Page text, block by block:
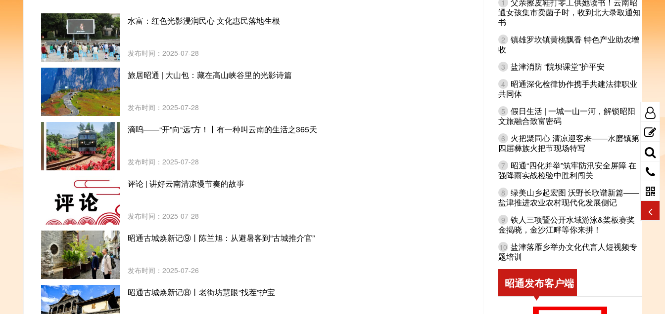
水富：红色光影浸润民心 文化惠民落地生根
发布时间：2025-07-28
旅居昭通 | 大山包：藏在高山峡谷里的光影诗篇
发布时间：2025-07-28
滴呜——“开”向“远”方！丨有一种叫云南的生活之365天
发布时间：2025-07-28
评论 | 讲好云南清凉慢节奏的故事
发布时间：2025-07-28
昭通古城焕新记⑨丨陈兰旭：从避暑客到“古城推介官”
发布时间：2025-07-26
昭通古城焕新记⑧丨老街坊慧眼“找茬”护宝
1
通女孩集市卖菌子时，收到北大录取通知
书
2 镇雄罗坎镇黄桃飘香 特色产业助农增
收
3 盐津消防 “院坝课堂”护平安
4
昭通深化检律协作携手共建法律职业
共同体
5 假日生活 | 一城一山一河，解锁昭阳
文旅融合致富密码
6
火把聚同心 清凉迎客来——水磨镇第
四届彝族火把节现场特写
7
昭通“四化并举”筑牢防汛安全屏障 在
强降雨实战检验中胜利闯关
8 绿美山乡起宏图 沃野长歌谱新篇——
盐津推进农业农村现代化发展侧记
9 铁人三项暨公开水域游泳&桨板赛奖
金揭晓，金沙江畔等你来拼！
10 盐津落雁乡举办文化代言人短视频专
题培训
昭通发布客户端